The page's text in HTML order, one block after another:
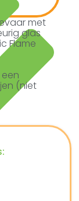
met
glas
Flame
(niet